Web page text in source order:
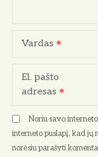
Vardas
El. pašto
adresas
Noriu savo
interneto puslapį, kad jų
norėsiu parašyti